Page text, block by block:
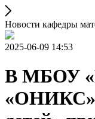
Новости кафедры
2025-06-09 14:53
В МБОУ
«ОНИКС»